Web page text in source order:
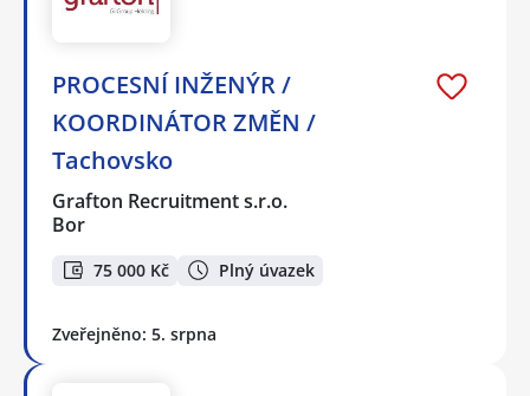
PROCESNÍ INŽENÝR /
KOORDINÁTOR ZMĚN /
Tachovsko
Grafton Recruitment s.r.o.
Bor
75 000 Kč Plný úvazek
Zveřejněno: 5. srpna